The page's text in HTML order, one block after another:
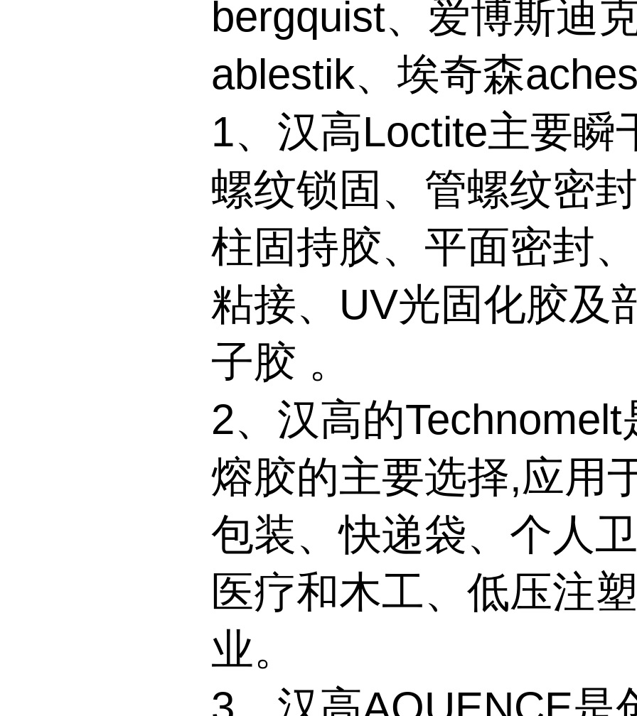
bergquist、爱博斯迪
ablestik、埃奇森
1、汉高Loctite主要瞬
螺纹锁固、管螺纹密
柱固持胶、平面密封
粘接、UV光固化胶及
子胶 。
2、汉高的Technomelt
熔胶的主要选择,应用
包装、快递袋、个人
医疗和木工、低压注
业。